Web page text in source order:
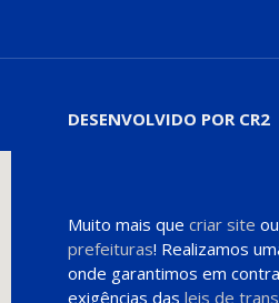
DESENVOLVIDO POR CR2
Muito mais que criar site ou
prefeituras! Realizamos
onde garantimos em
exigências das leis de